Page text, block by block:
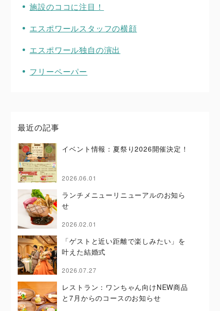
施設のココに注目！
エスポワールスタッフの横顔
エスポワール独自の演出
フリーペーパー
最近の記事
イベント情報：夏祭り2026開催決定！
2026.06.01
ランチメニューリニューアルのお知ら
せ
2026.02.01
「ゲストと近い距離で楽しみたい」を
叶えた結婚式
2026.07.27
レストラン：ワンちゃん向けNEW商品
と7月からのコースのお知らせ